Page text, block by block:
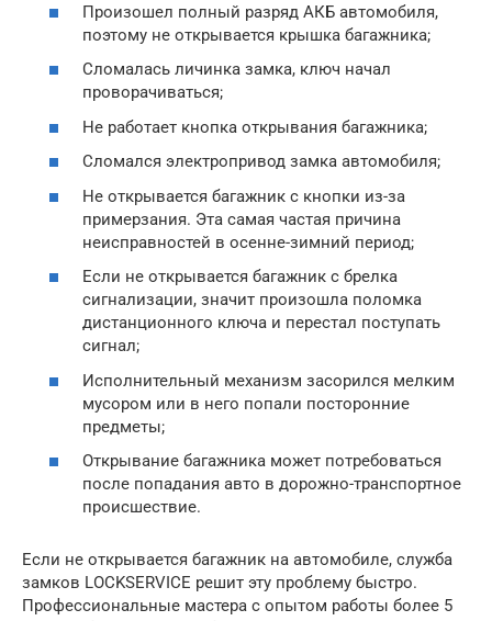
Произошел полный разряд АКБ автомобиля,
поэтому не открывается крышка багажника;
Сломалась личинка замка, ключ начал
проворачиваться;
Не работает кнопка открывания багажника;
Сломался электропривод замка автомобиля;
Не открывается багажник с кнопки из-за
примерзания. Эта самая частая причина
неисправностей в осенне-зимний период;
Если не открывается багажник с брелка
сигнализации, значит произошла поломка
дистанционного ключа и перестал поступать
сигнал;
Исполнительный механизм засорился мелким
мусором или в него попали посторонние
предметы;
Открывание багажника может потребоваться
после попадания авто в дорожно-транспортное
происшествие.
Если не открывается багажник на автомобиле, служба
замков LOCKSERVICE решит эту проблему быстро.
Профессиональные мастера с опытом работы более 5